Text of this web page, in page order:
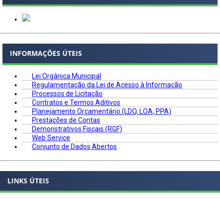
INFORMAÇÕES ÚTEIS
Lei Orgânica Municipal
Regulamentação da Lei de Acesso à Informação
Processos de Licitação
Contratos e Termos Aditivos
Planejamento Orçamentário (LDO, LOA, PPA)
Prestações de Contas
Demonstrativos Fiscais (RGF)
Web Service
Conjunto de Dados Abertos
LINKS ÚTEIS